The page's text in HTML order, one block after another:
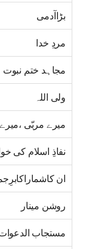
بڑاآدمی
مردِ خدا
مجاہد ختم نبوت
ولی اللہ
میرے مربّی
نفاذِ اسلام کی
ان
روشن مینار
مستجاب